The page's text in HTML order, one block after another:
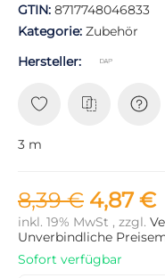
GTIN: 8717748046833
Kategorie: Zubehör
Hersteller:
3 m
8,39 € 4,87 €
inkl. 19% MwSt , zzgl.
Unverbindliche
Sofort verfügbar